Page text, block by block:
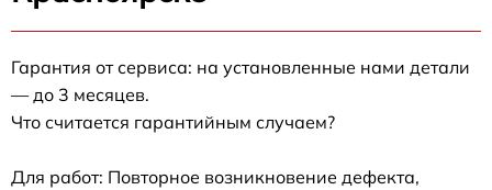
Гарантия от сервиса: на установленные нами детали
— до 3 месяцев.
Что считается гарантийным случаем?
Для работ: Повторное возникновение дефекта,